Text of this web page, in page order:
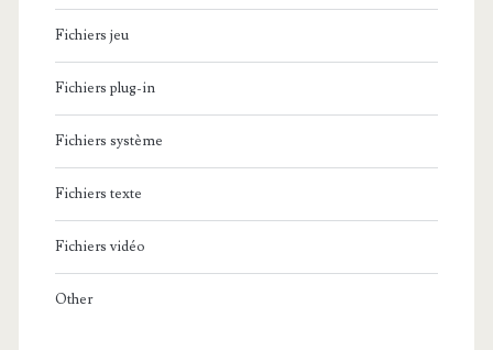
Fichiers jeu
Fichiers plug-in
Fichiers système
Fichiers texte
Fichiers vidéo
Other